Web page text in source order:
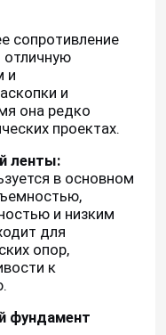
сопротивление
отличную
и
и
она редко
проектах.
ленты:
в основном
и низким
для
опор,
к
фундамент